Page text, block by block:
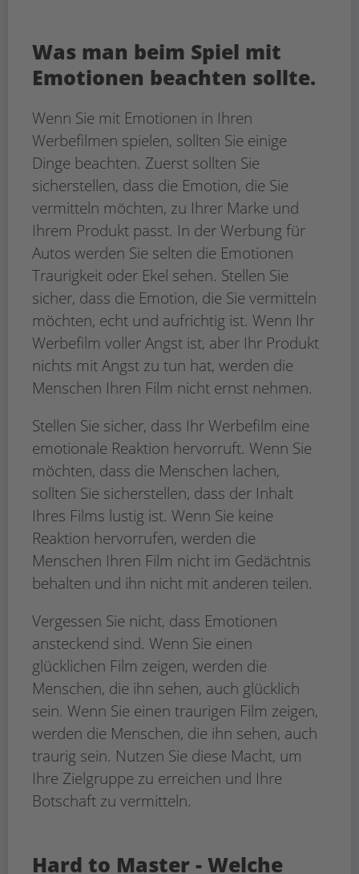
Was man beim Spiel mit
Emotionen beachten sollte.
Wenn Sie mit Emotionen in Ihren
Werbefilmen spielen, sollten Sie einige
Dinge beachten. Zuerst sollten Sie
sicherstellen, dass die Emotion, die Sie
vermitteln möchten, zu Ihrer Marke und
Ihrem Produkt passt. In der Werbung für
Autos werden Sie selten die Emotionen
Traurigkeit oder Ekel sehen. Stellen Sie
sicher, dass die Emotion, die Sie vermitteln
möchten, echt und aufrichtig ist. Wenn Ihr
Werbefilm voller Angst ist, aber Ihr Produkt
nichts mit Angst zu tun hat, werden die
Menschen Ihren Film nicht ernst nehmen.
Stellen Sie sicher, dass Ihr Werbefilm eine
emotionale Reaktion hervorruft. Wenn Sie
möchten, dass die Menschen lachen,
sollten Sie sicherstellen, dass der Inhalt
Ihres Films lustig ist. Wenn Sie keine
Reaktion hervorrufen, werden die
Menschen Ihren Film nicht im Gedächtnis
behalten und ihn nicht mit anderen teilen.
Vergessen Sie nicht, dass Emotionen
ansteckend sind. Wenn Sie einen
glücklichen Film zeigen, werden die
Menschen, die ihn sehen, auch glücklich
sein. Wenn Sie einen traurigen Film zeigen,
werden die Menschen, die ihn sehen, auch
traurig sein. Nutzen Sie diese Macht, um
Ihre Zielgruppe zu erreichen und Ihre
Botschaft zu vermitteln.
Hard to Master - Welche